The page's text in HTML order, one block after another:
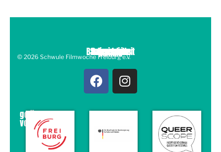
Kontakt
Submissions
Barrierefreiheit
Impressum
Datenschutz
© 2026 Schwule Filmwoche Freiburg e.V.
gefördert
von